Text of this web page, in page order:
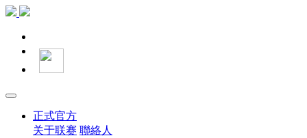
正式官方
关于联赛 聯絡人